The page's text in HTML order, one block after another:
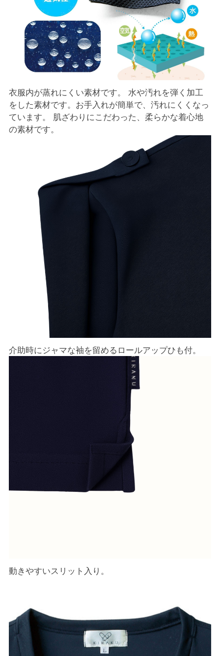
衣服内が蒸れにくい素材です。 水や汚れを弾く加工
をした素材です。お手入れが簡単で、汚れにくくなっ
ています。 肌ざわりにこだわった、柔らかな着心地
の素材です。
介助時にジャマな袖を留めるロールアップひも付。
動きやすいスリット入り。